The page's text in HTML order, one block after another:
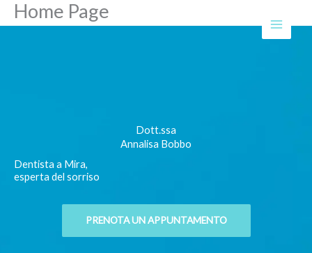
Skip
to
Home Page
Dott.ssa
Annalisa Bobbo
Dentista a Mira,
esperta del sorriso
PRENOTA UN APPUNTAMENTO